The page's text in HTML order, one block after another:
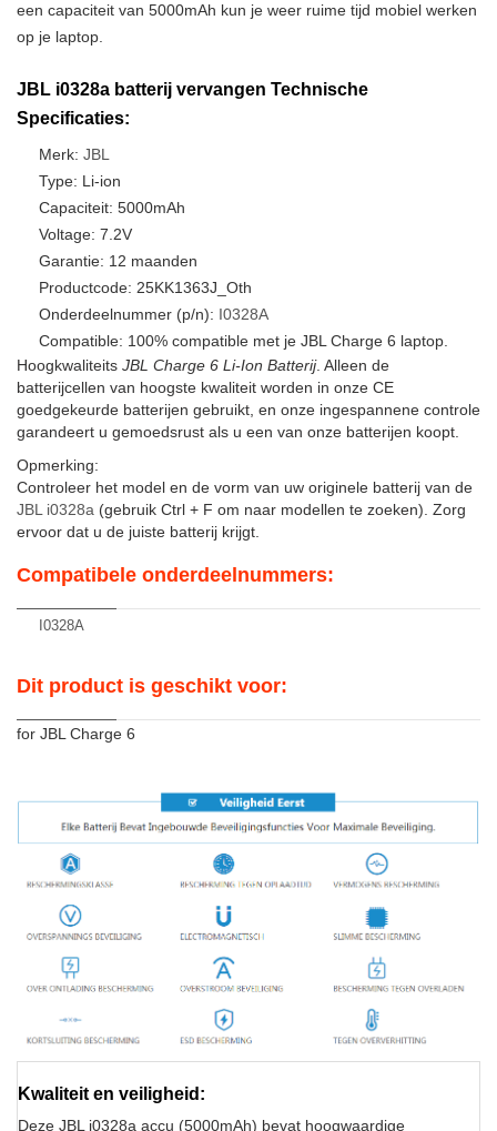
een capaciteit van 5000mAh kun je weer ruime tijd mobiel werken
op je laptop.
JBL i0328a batterij vervangen Technische
Specificaties:
Merk: JBL
Type: Li-ion
Capaciteit: 5000mAh
Voltage: 7.2V
Garantie: 12 maanden
Productcode: 25KK1363J_Oth
Onderdeelnummer (p/n): I0328A
Compatible: 100% compatible met je JBL Charge 6 laptop.
Hoogkwaliteits JBL Charge 6 Li-Ion Batterij. Alleen de
batterijcellen van hoogste kwaliteit worden in onze CE
goedgekeurde batterijen gebruikt, en onze ingespannene controle
garandeert u gemoedsrust als u een van onze batterijen koopt.
Opmerking:
Controleer het model en de vorm van uw originele batterij van de
JBL i0328a (gebruik Ctrl + F om naar modellen te zoeken). Zorg
ervoor dat u de juiste batterij krijgt.
Compatibele onderdeelnummers:
I0328A
Dit product is geschikt voor:
for JBL Charge 6
Kwaliteit en veiligheid:
Deze JBL i0328a accu (5000mAh) bevat hoogwaardige